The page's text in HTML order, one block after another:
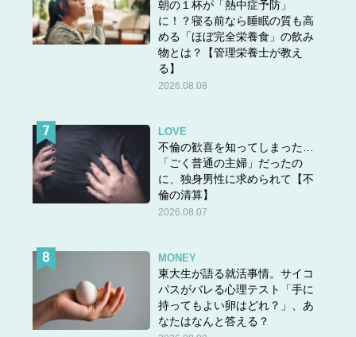
朝の１杯が「熱中症予防」
に！？寝る前なら睡眠の質も高
める「ほぼ完全栄養食」の飲み
物とは？【管理栄養士が教え
る】
2026.08.08
LOVE
不倫の歓喜を知ってしまった…
「ごく普通の主婦」だったの
に、独身男性に求められて【不
倫の清算】
2026.08.07
MONEY
東大生が語る就活事情。サイコ
パスがバレる心理テスト「手に
持ってもよい卵はどれ？」、あ
なたはなんと答える？